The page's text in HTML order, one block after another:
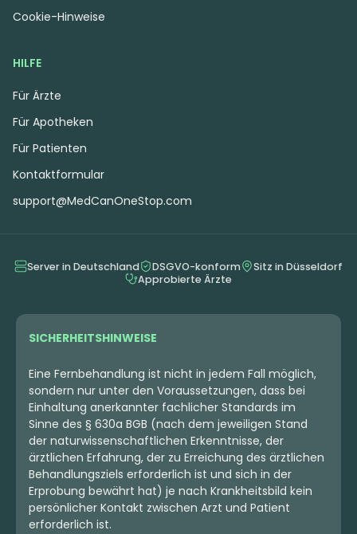
HILFE
Für Ärzte
Für Apotheken
Für Patienten
Kontaktformular
support@MedCanOneStop.com
Cookie-Hinweise
Server in Deutschland DSGVO-konform
Sitz in Düsseldorf
Approbierte Ärzte
SICHERHEITSHINWEISE
Eine Fernbehandlung ist nicht in jedem Fall möglich,
sondern nur unter den Voraussetzungen, dass bei
Einhaltung anerkannter fachlicher Standards im
Sinne des § 630a BGB (nach dem jeweiligen Stand
der naturwissenschaftlichen Erkenntnisse, der
ärztlichen Erfahrung, der zu Erreichung des ärztlichen
Behandlungsziels erforderlich ist und sich in der
Erprobung bewährt hat) je nach Krankheitsbild kein
persönlicher Kontakt zwischen Arzt und Patient
erforderlich ist.